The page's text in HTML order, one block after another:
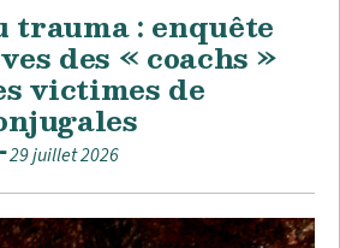
trauma : enquête
des « coachs »
victimes de
29 juillet 2026